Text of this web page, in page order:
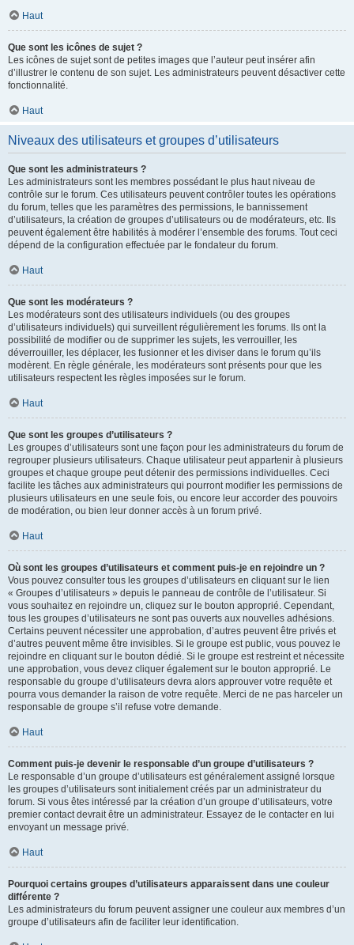
Haut
Que sont les icônes de sujet ?
Les icônes de sujet sont de petites images que l’auteur peut insérer afin
d’illustrer le contenu de son sujet. Les administrateurs peuvent désactiver cette
fonctionnalité.
Haut
Niveaux des utilisateurs et groupes d’utilisateurs
Que sont les administrateurs ?
Les administrateurs sont les membres possédant le plus haut niveau de
contrôle sur le forum. Ces utilisateurs peuvent contrôler toutes les opérations
du forum, telles que les paramètres des permissions, le bannissement
d’utilisateurs, la création de groupes d’utilisateurs ou de modérateurs, etc. Ils
peuvent également être habilités à modérer l’ensemble des forums. Tout ceci
dépend de la configuration effectuée par le fondateur du forum.
Haut
Que sont les modérateurs ?
Les modérateurs sont des utilisateurs individuels (ou des groupes
d’utilisateurs individuels) qui surveillent régulièrement les forums. Ils ont la
possibilité de modifier ou de supprimer les sujets, les verrouiller, les
déverrouiller, les déplacer, les fusionner et les diviser dans le forum qu’ils
modèrent. En règle générale, les modérateurs sont présents pour que les
utilisateurs respectent les règles imposées sur le forum.
Haut
Que sont les groupes d’utilisateurs ?
Les groupes d’utilisateurs sont une façon pour les administrateurs du forum de
regrouper plusieurs utilisateurs. Chaque utilisateur peut appartenir à plusieurs
groupes et chaque groupe peut détenir des permissions individuelles. Ceci
facilite les tâches aux administrateurs qui pourront modifier les permissions de
plusieurs utilisateurs en une seule fois, ou encore leur accorder des pouvoirs
de modération, ou bien leur donner accès à un forum privé.
Haut
Où sont les groupes d’utilisateurs et comment puis-je en rejoindre un ?
Vous pouvez consulter tous les groupes d’utilisateurs en cliquant sur le lien
« Groupes d’utilisateurs » depuis le panneau de contrôle de l’utilisateur. Si
vous souhaitez en rejoindre un, cliquez sur le bouton approprié. Cependant,
tous les groupes d’utilisateurs ne sont pas ouverts aux nouvelles adhésions.
Certains peuvent nécessiter une approbation, d’autres peuvent être privés et
d’autres peuvent même être invisibles. Si le groupe est public, vous pouvez le
rejoindre en cliquant sur le bouton dédié. Si le groupe est restreint et nécessite
une approbation, vous devez cliquer également sur le bouton approprié. Le
responsable du groupe d’utilisateurs devra alors approuver votre requête et
pourra vous demander la raison de votre requête. Merci de ne pas harceler un
responsable de groupe s’il refuse votre demande.
Haut
Comment puis-je devenir le responsable d’un groupe d’utilisateurs ?
Le responsable d’un groupe d’utilisateurs est généralement assigné lorsque
les groupes d’utilisateurs sont initialement créés par un administrateur du
forum. Si vous êtes intéressé par la création d’un groupe d’utilisateurs, votre
premier contact devrait être un administrateur. Essayez de le contacter en lui
envoyant un message privé.
Haut
Pourquoi certains groupes d’utilisateurs apparaissent dans une couleur
différente ?
Les administrateurs du forum peuvent assigner une couleur aux membres d’un
groupe d’utilisateurs afin de faciliter leur identification.